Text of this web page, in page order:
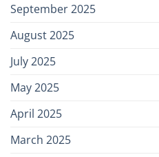
September 2025
August 2025
July 2025
May 2025
April 2025
March 2025